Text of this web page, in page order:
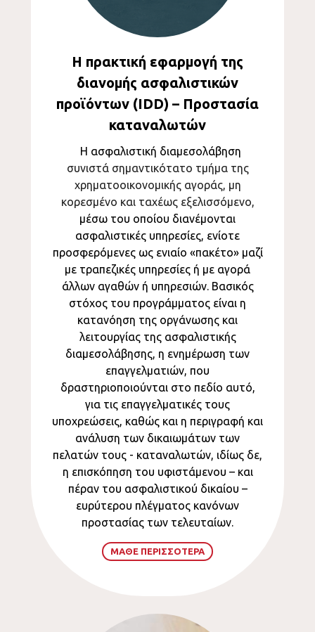
Η πρακτική εφαρμογή της
διανομής ασφαλιστικών
προϊόντων (IDD) – Προστασία
καταναλωτών
Η ασφαλιστική διαμεσολάβηση
συνιστά σημαντικότατο τμήμα της
χρηματοοικονομικής αγοράς, μη
κορεσμένο και ταχέως εξελισσόμενο,
μέσω του οποίου διανέμονται
ασφαλιστικές υπηρεσίες, ενίοτε
προσφερόμενες ως ενιαίο «πακέτο» μαζί
με τραπεζικές υπηρεσίες ή με αγορά
άλλων αγαθών ή υπηρεσιών. Βασικός
στόχος του προγράμματος είναι η
κατανόηση της οργάνωσης και
λειτουργίας της ασφαλιστικής
διαμεσολάβησης, η ενημέρωση των
επαγγελματιών, που
δραστηριοποιούνται στο πεδίο αυτό,
για τις επαγγελματικές τους
υποχρεώσεις, καθώς και η περιγραφή και
ανάλυση των δικαιωμάτων των
πελατών τους - καταναλωτών, ιδίως δε,
η επισκόπηση του υφιστάμενου – και
πέραν του ασφαλιστικού δικαίου –
ευρύτερου πλέγματος κανόνων
προστασίας των τελευταίων.
ΜΑΘΕ ΠΕΡΙΣΣΟΤΕΡΑ